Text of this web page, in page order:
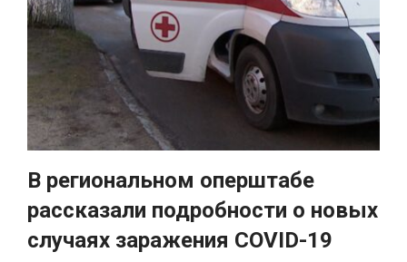
В региональном оперштабе
рассказали подробности о новых
случаях заражения COVID-19